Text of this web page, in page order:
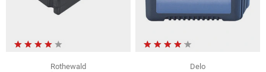
Rothewald
Delo